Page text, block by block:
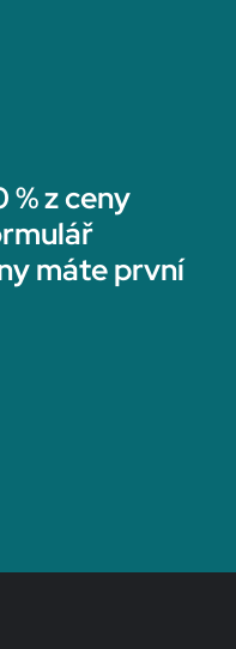
z ceny
máte první